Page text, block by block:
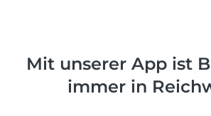
Mit unserer App ist
immer in